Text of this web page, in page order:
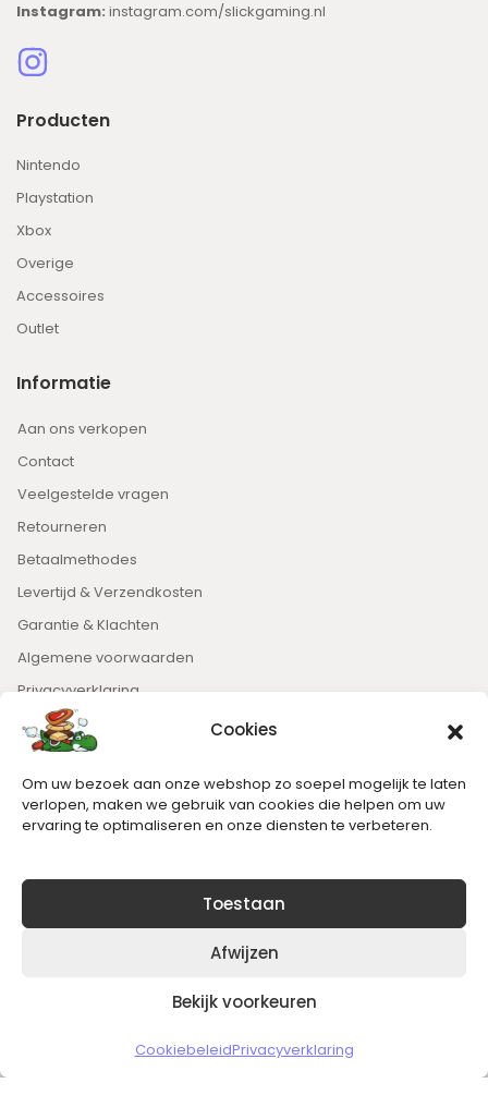
Cookies
Om uw bezoek aan onze webshop zo soepel mogelijk te laten
verlopen, maken we gebruik van cookies die helpen om uw
ervaring te optimaliseren en onze diensten te verbeteren.
Toestaan
Afwijzen
Bekijk voorkeuren
CookiebeleidPrivacyverklaring
Instagram: instagram.com/slickgaming.nl
Producten
Nintendo
Playstation
Xbox
Overige
Accessoires
Outlet
Informatie
Aan ons verkopen
Contact
Veelgestelde vragen
Retourneren
Betaalmethodes
Levertijd & Verzendkosten
Garantie & Klachten
Algemene voorwaarden
Privacyverklaring
Nieuwsbrief
Blijft op de hoogte van het laatste nieuws.